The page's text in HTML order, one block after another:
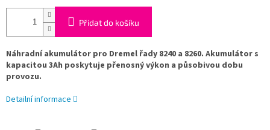
Přidat do košíku
Náhradní akumulátor pro Dremel řady 8240 a 8260. Akumulátor s
kapacitou 3Ah poskytuje přenosný výkon a působivou dobu
provozu.
Detailní informace